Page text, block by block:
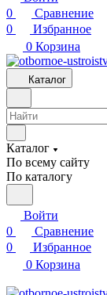
0
Сравнение
0
Избранное
0 Корзина
Каталог
Каталог
По всему сайту
По каталогу
Войти
0
Сравнение
0
Избранное
0 Корзина